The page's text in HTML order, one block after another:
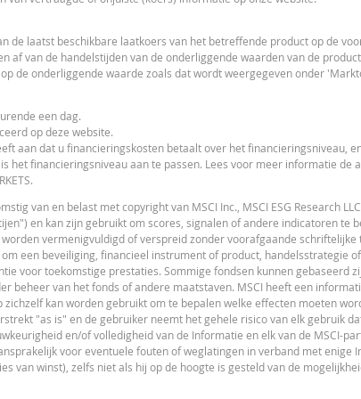
0,77
0,77
of toekomstige handelskoersen weer. De calculator gaat uit van
waarde die niet in euro noteert, kunnen worden beïnvloed door
periodiek doorrollen van futures wordt ook in de calculator buiten
wordt bij Turbo's op de stop loss reset datum, bij
doorrollen van futures wordt ook in de calculator buiten
en heeft op geen enkele wijze een fiduciaire
op BNP Paribas vertrouwen voor beleggingsadvies of
BNP Paribas biedt geen garanties met betrekking tot de
van winstderving) die op enigerlei wijze voortvloeit uit het gebruik
De koersen getoond door de calculator zijn indicatief en
informatie is uitsluitend bestemd voor gebruik door de bedoelde
toestemming van BNP Paribas. Meer informatie is op
de laatst beschikbare laatkoers van het betreffende product op de
af van de handelstijden van de onderliggende waarden van de
de onderliggende waarde zoals dat wordt weergegeven onder
een dag.
op deze website.
aan dat u financieringskosten betaalt over het financieringsniveau,
financieringsniveau aan te passen. Lees voor meer informatie de
van en belast met copyright van MSCI Inc., MSCI ESG Research
en kan zijn gebruikt om scores, signalen of andere indicatoren te
vermenigvuldigd of verspreid zonder voorafgaande schriftelijke
een beveiliging, financieel instrument of product, handelsstrategie
voor toekomstige prestaties. Sommige fondsen kunnen gebaseerd
beheer van het fonds of andere maatstaven. MSCI heeft een
kan worden gebruikt om te bepalen welke effecten moeten
"as is" en de gebruiker neemt het gehele risico van elk gebruik
en/of volledigheid van de Informatie en elk van de MSCI-
voor eventuele fouten of weglatingen in verband met enige
van winst), zelfs niet als hij op de hoogte is gesteld van de